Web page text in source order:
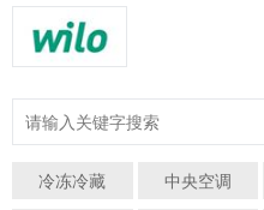
冷冻冷藏 中央空调